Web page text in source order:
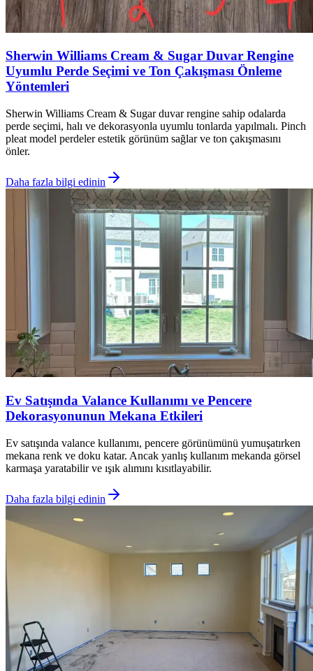
Sherwin Williams Cream & Sugar Duvar Rengine
Uyumlu Perde Seçimi ve Ton Çakışması Önleme
Yöntemleri
Sherwin Williams Cream & Sugar duvar rengine sahip odalarda
perde seçimi, halı ve dekorasyonla uyumlu tonlarda yapılmalı. Pinch
pleat model perdeler estetik görünüm sağlar ve ton çakışmasını
önler.
Daha fazla bilgi edinin
Ev Satışında Valance Kullanımı ve Pencere
Dekorasyonunun Mekana Etkileri
Ev satışında valance kullanımı, pencere görünümünü yumuşatırken
mekana renk ve doku katar. Ancak yanlış kullanım mekanda görsel
karmaşa yaratabilir ve ışık alımını kısıtlayabilir.
Daha fazla bilgi edinin